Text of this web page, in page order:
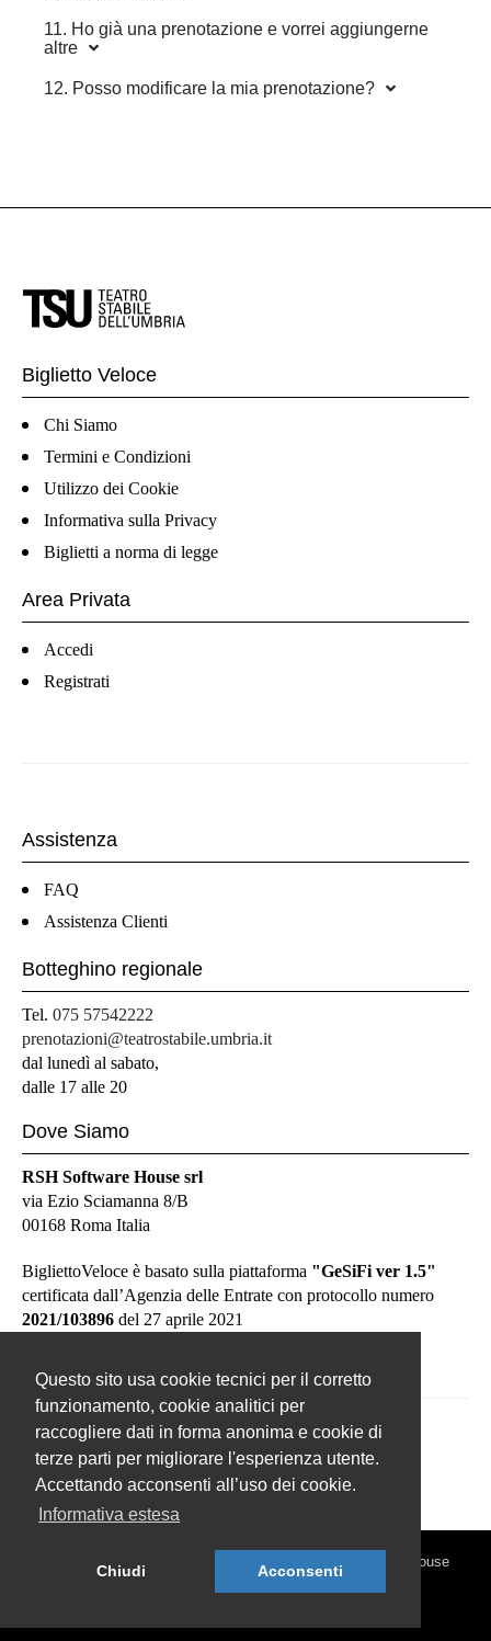
Questo sito usa cookie tecnici per il corretto
funzionamento, cookie analitici per
raccogliere dati in forma anonima e cookie di
terze parti per migliorare l'esperienza utente.
Accettando acconsenti all’uso dei cookie.
Informativa estesa
Chiudi Acconsenti
11. Ho già una prenotazione e vorrei aggiungerne
altre
12. Posso modificare la mia prenotazione?
Biglietto Veloce
Chi Siamo
Termini e Condizioni
Utilizzo dei Cookie
Informativa sulla Privacy
Biglietti a norma di legge
Area Privata
Accedi
Registrati
Assistenza
FAQ
Assistenza Clienti
Botteghino regionale
Tel. 075 57542222
prenotazioni@teatrostabile.umbria.it
dal lunedì al sabato,
dalle 17 alle 20
Dove Siamo
RSH Software House srl
via Ezio Sciamanna 8/B
00168 Roma Italia
BigliettoVeloce è basato sulla piattaforma "GeSiFi ver 1.5"
certificata dall’Agenzia delle Entrate con protocollo numero
2021/103896 del 27 aprile 2021
© 2026 BigliettoVeloce.it - È un prodotto R.S.H. Software House
Srl - Servizi di Biglietteria Elettronica - Partita IVA